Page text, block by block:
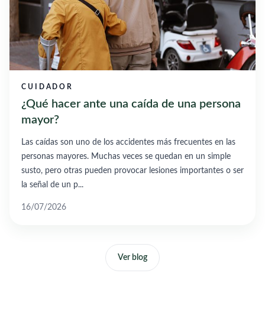
CUIDADOR
¿Qué hacer ante una caída de una persona
mayor?
Las caídas son uno de los accidentes más frecuentes en las
personas mayores. Muchas veces se quedan en un simple
susto, pero otras pueden provocar lesiones importantes o ser
la señal de un p...
16/07/2026
Ver blog